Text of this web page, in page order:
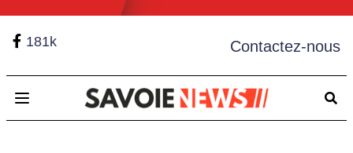
181k Contactez-nous
Open main menu